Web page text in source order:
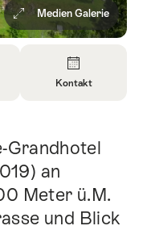
Medien Galerie
öffnen
Kontakt
Grandhotel
an
Meter ü.M.
und Blick